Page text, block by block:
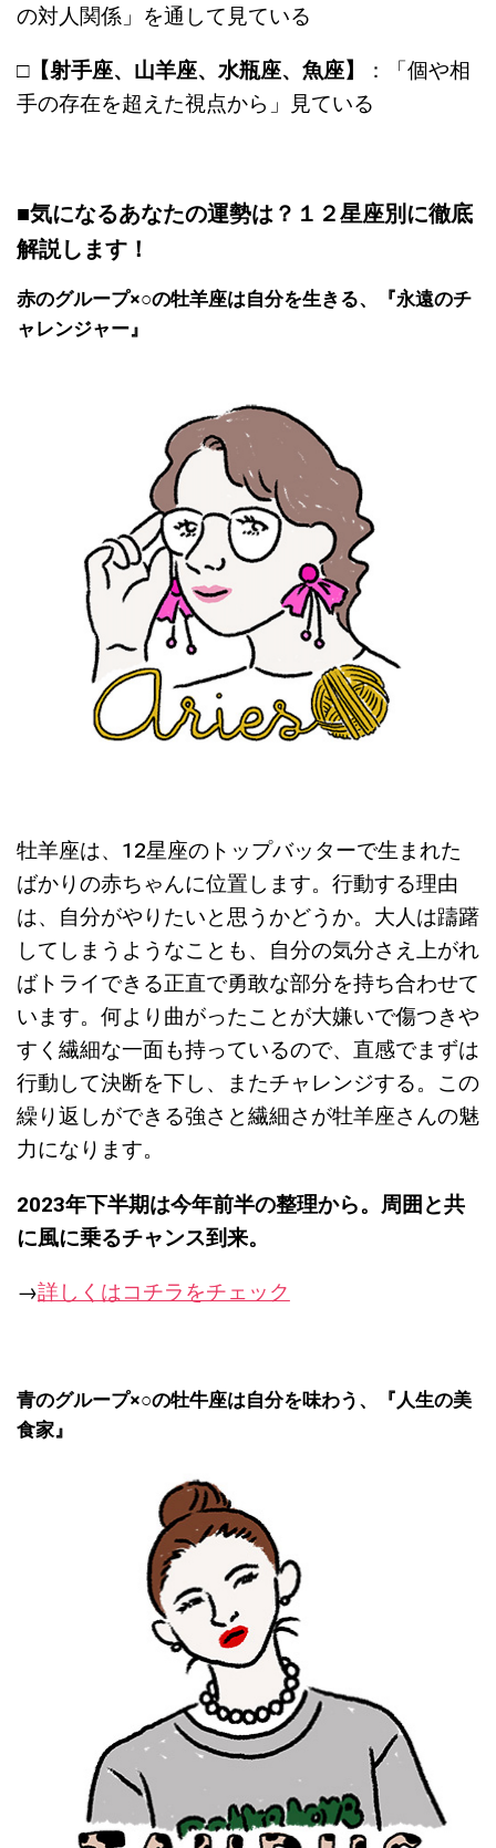
の対人関係」を通して見ている
□【射手座、山羊座、水瓶座、魚座】
：「個や相
手の存在を超えた視点から」見ている
■気になるあなたの運勢は？１２星座別に徹底
解説します！
赤のグループ×○の牡羊座は自分を生きる、『永遠のチ
ャレンジャー』
牡羊座は、12星座のトップバッターで生まれた
ばかりの赤ちゃんに位置します。行動する理由
は、自分がやりたいと思うかどうか。大人は躊躇
してしまうようなことも、自分の気分さえ上がれ
ばトライできる正直で勇敢な部分を持ち合わせて
います。何より曲がったことが大嫌いで傷つきや
すく繊細な一面も持っているので、直感でまずは
行動して決断を下し、またチャレンジする。この
繰り返しができる強さと繊細さが牡羊座さんの魅
力になります。
2023年下半期は今年前半の整理から。周囲と共
に風に乗るチャンス到来。
→詳しくはコチラをチェック
青のグループ×○の牡牛座は自分を味わう、『人生の美
食家』